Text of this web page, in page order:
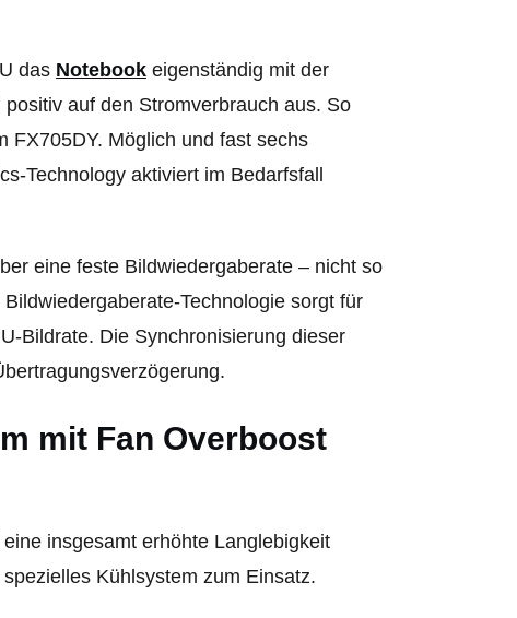
das Notebook eigenständig mit der
auf den Stromverbrauch aus. So
FX705DY. Möglich und fast sechs
Technology aktiviert im Bedarfsfall
eine feste Bildwiedergaberate – nicht so
Technologie sorgt für
Bildrate. Die Synchronisierung dieser
mit Fan Overboost
insgesamt erhöhte Langlebigkeit
Kühlsystem zum Einsatz.